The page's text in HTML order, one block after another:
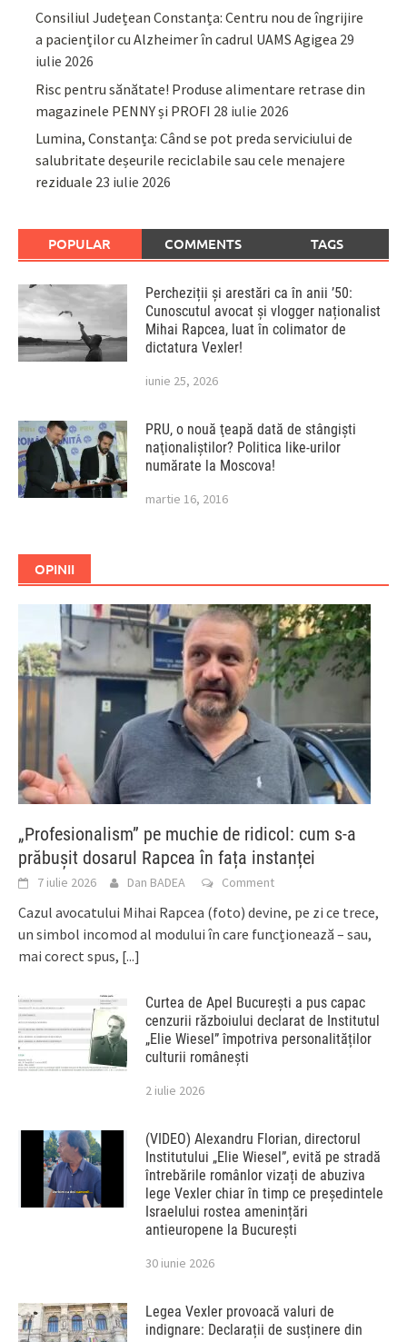
Consiliul Județean Constanța: Centru nou de îngrijire
a pacienților cu Alzheimer în cadrul UAMS Agigea 29
iulie 2026
Risc pentru sănătate! Produse alimentare retrase din
magazinele PENNY și PROFI 28 iulie 2026
Lumina, Constanța: Când se pot preda serviciului de
salubritate deșeurile reciclabile sau cele menajere
reziduale 23 iulie 2026
POPULAR COMMENTS TAGS
Percheziții și arestări ca în anii ’50:
Cunoscutul avocat și vlogger naționalist
Mihai Rapcea, luat în colimator de
dictatura Vexler!
iunie 25, 2026
PRU, o nouă ţeapă dată de stângişti
naţionaliştilor? Politica like-urilor
numărate la Moscova!
martie 16, 2016
OPINII
„Profesionalism” pe muchie de ridicol: cum s-a
prăbușit dosarul Rapcea în fața instanței
7 iulie 2026 Dan BADEA Comment
Cazul avocatului Mihai Rapcea (foto) devine, pe zi ce trece,
un simbol incomod al modului în care funcționează – sau,
mai corect spus, [...]
Curtea de Apel București a pus capac
cenzurii războiului declarat de Institutul
„Elie Wiesel” împotriva personalităților
culturii românești
2 iulie 2026
(VIDEO) Alexandru Florian, directorul
Institutului „Elie Wiesel”, evită pe stradă
întrebările românlor vizați de abuziva
lege Vexler chiar în timp ce președintele
Israelului rostea amenințări
antieuropene la București
30 iunie 2026
Legea Vexler provoacă valuri de
indignare: Declarații de susținere din